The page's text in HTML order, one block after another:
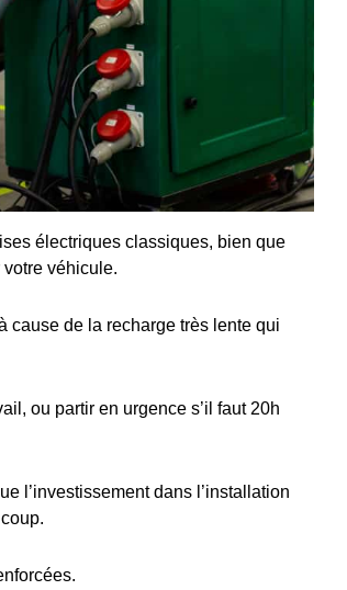
électriques classiques, bien que
véhicule.
cause de la recharge très lente qui
ou partir en urgence s’il faut 20h
l’investissement dans l’installation